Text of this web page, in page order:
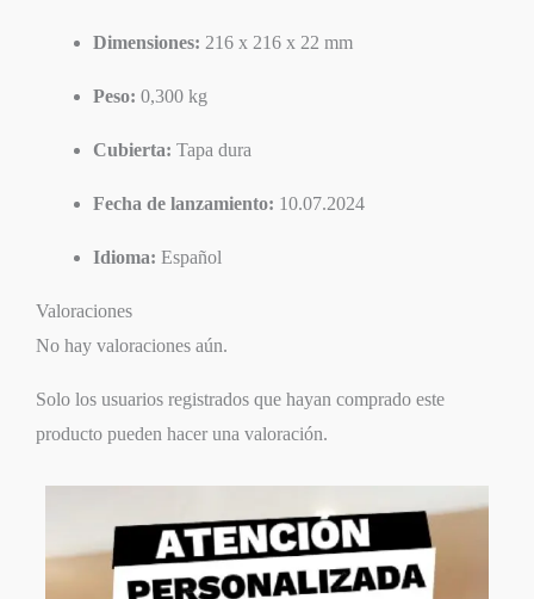
Dimensiones: 216 x 216 x 22 mm
Peso: 0,300 kg
Cubierta: Tapa dura
Fecha de lanzamiento: 10.07.2024
Idioma: Español
Valoraciones
No hay valoraciones aún.
Solo los usuarios registrados que hayan comprado este
producto pueden hacer una valoración.